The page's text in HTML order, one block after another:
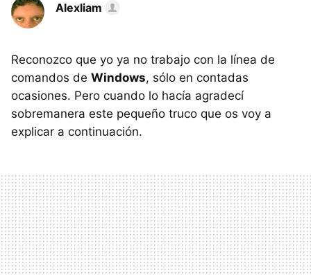
Alexliam
Reconozco que yo ya no trabajo con la línea de
comandos de Windows, sólo en contadas
ocasiones. Pero cuando lo hacía agradecí
sobremanera este pequeño truco que os voy a
explicar a continuación.